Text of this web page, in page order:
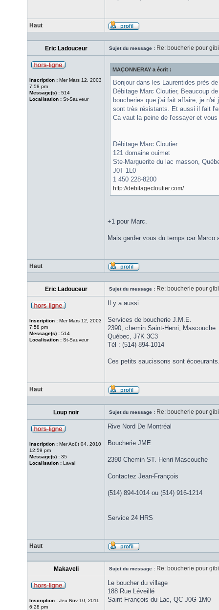
Haut
Eric Ladouceur Sujet du message : Re: boucherie pour
Inscription : Mer Mars 12, 2003
7:58 pm
Message(s) : 514
Localisation : St-Sauveur
MAÇONNERAY a écrit :
Bonjour dans les Laurentides près
Débitage Marc Cloutier, Beaucoup
boucheries que j'ai fait affaire, je
sont très résistants. Et aussi il fait
Ca vaut la peine de l'essayer et
Débitage Marc Cloutier
121 domaine ouimet
Ste-Marguerite du lac masson,
J0T 1L0
1 450 228-8200
http://debitagecloutier.com/
+1 pour Marc.
Mais garder vous du temps car
Haut
Eric Ladouceur Sujet du message : Re: boucherie pour
Inscription : Mer Mars 12, 2003
7:58 pm
Message(s) : 514
Localisation : St-Sauveur
Il y a aussi
Services de boucherie J.M.E.
2390, chemin Saint-Henri, Mascouche
Québec, J7K 3C3
Tél : (514) 894-1014
Ces petits saucissons sont
Haut
Loup noir Sujet du message : Re: boucherie pour
Inscription : Mer Août 04, 2010
12:59 pm
Message(s) : 35
Localisation : Laval
Rive Nord De Montréal
Boucherie JME
2390 Chemin ST. Henri Mascouche
Contactez Jean-François
(514) 894-1014 ou (514) 916-1214
Service 24 HRS
Haut
Makaveli Sujet du message : Re: boucherie pour
Inscription : Jeu Nov 10, 2011
6:28 pm
Le boucher du village
188 Rue Léveillé
Saint-François-du-Lac, QC J0G 1M0